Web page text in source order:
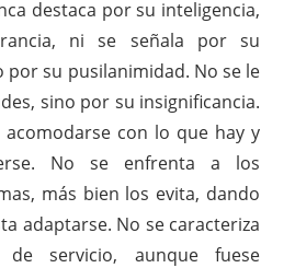
destaca por su inteligencia,
ni se señala por su
por su pusilanimidad. No se le
sino por su insignificancia.
acomodarse con lo que hay y
No se enfrenta a los
más bien los evita, dando
adaptarse. No se caracteriza
servicio, aunque fuese